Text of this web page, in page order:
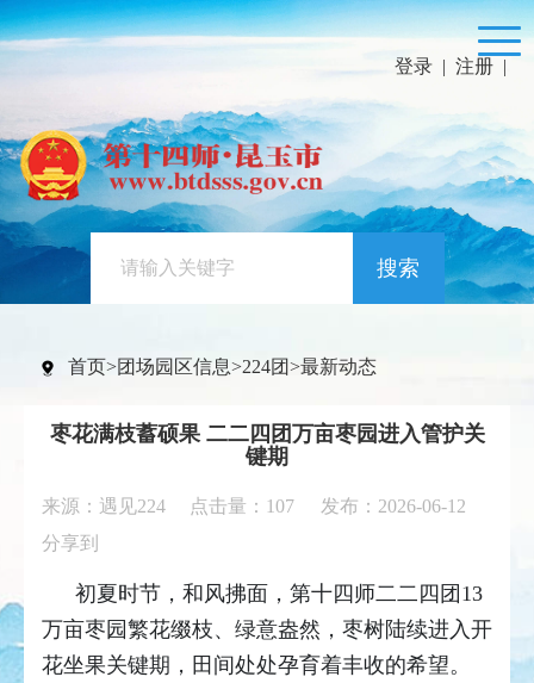
登录 | 注册 |
搜索
首页>团场园区信息>224团>最新动态
枣花满枝蓄硕果 二二四团万亩枣园进入管护关
键期
来源：遇见224 点击量： 107
发布：2026-06-12
分享到
初夏时节，和风拂面，第十四师二二四团13
万亩枣园繁花缀枝、绿意盎然，枣树陆续进入开
花坐果关键期，田间处处孕育着丰收的希望。